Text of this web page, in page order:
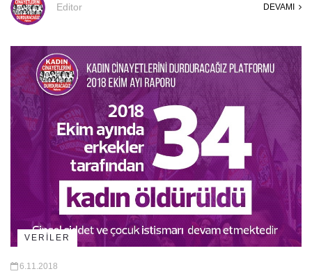
Editor DEVAMI
VERİLER
6.11.2018